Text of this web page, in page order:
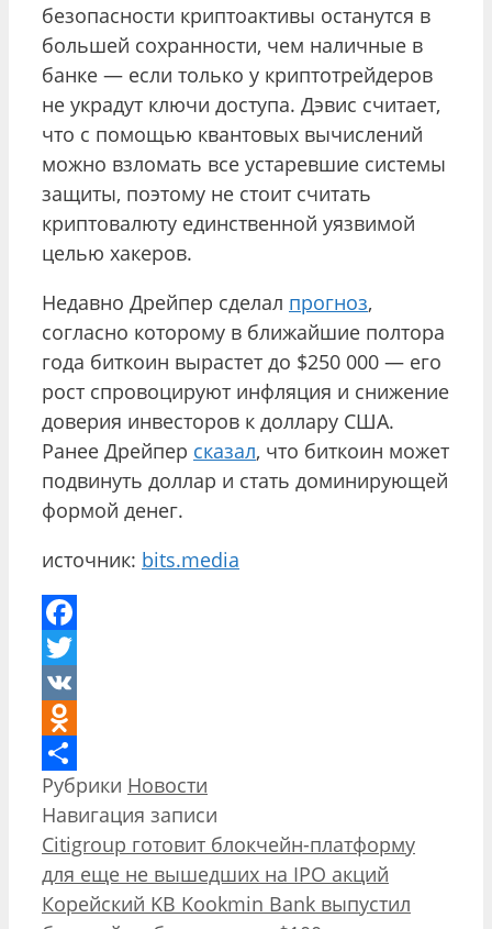
безопасности криптоактивы останутся в
большей сохранности, чем наличные в
банке — если только у криптотрейдеров
не украдут ключи доступа. Дэвис считает,
что с помощью квантовых вычислений
можно взломать все устаревшие системы
защиты, поэтому не стоит считать
криптовалюту единственной уязвимой
целью хакеров.
Недавно Дрейпер сделал прогноз,
согласно которому в ближайшие полтора
года биткоин вырастет до $250 000 — его
рост спровоцируют инфляция и снижение
доверия инвесторов к доллару США.
Ранее Дрейпер сказал, что биткоин может
подвинуть доллар и стать доминирующей
формой денег.
источник: bits.media
Facebook
Twitter
VK
Odnoklassniki
Отправить
Рубрики Новости
Навигация записи
Citigroup готовит блокчейн-платформу
для еще не вышедших на IPO акций
Корейский KB Kookmin Bank выпустил